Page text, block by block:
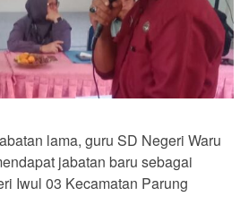
lama, guru SD Negeri Waru
jabatan baru sebagai
Iwul 03 Kecamatan Parung